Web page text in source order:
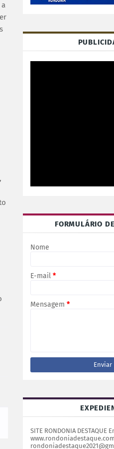
FORMULÁRIO
Nome
E-mail *
Mensagem *
SITE RONDONIA